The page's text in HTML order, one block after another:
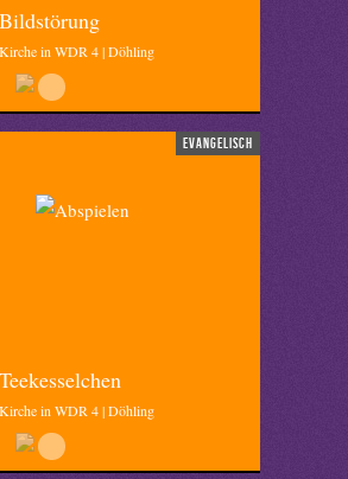
Bildstörung
Kirche in WDR 4 | Döhling
evangelisch
Teekesselchen
Kirche in WDR 4 | Döhling